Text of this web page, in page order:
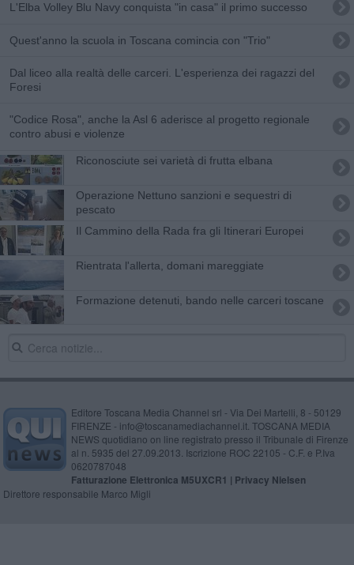
L'Elba Volley Blu Navy conquista "in casa" il primo successo
Quest'anno la scuola in Toscana comincia con "Trio"
Dal liceo alla realtà delle carceri. L'esperienza dei ragazzi del
Foresi
"Codice Rosa", anche la Asl 6 aderisce al progetto regionale
contro abusi e violenze
Riconosciute sei varietà di frutta elbana
Operazione Nettuno sanzioni e sequestri di
pescato
Il Cammino della Rada fra gli Itinerari Europei
Rientrata l'allerta, domani mareggiate
​Formazione detenuti, bando nelle carceri toscane
Editore Toscana Media Channel srl - Via Dei Martelli, 8 - 50129
FIRENZE - info@toscanamediachannel.it. TOSCANA MEDIA
NEWS quotidiano on line registrato presso il Tribunale di Firenze
al n. 5935 del 27.09.2013. Iscrizione ROC 22105 - C.F. e P.Iva
0620787048
Fatturazione Elettronica M5UXCR1 | Privacy Nielsen
Direttore responsabile Marco Migli